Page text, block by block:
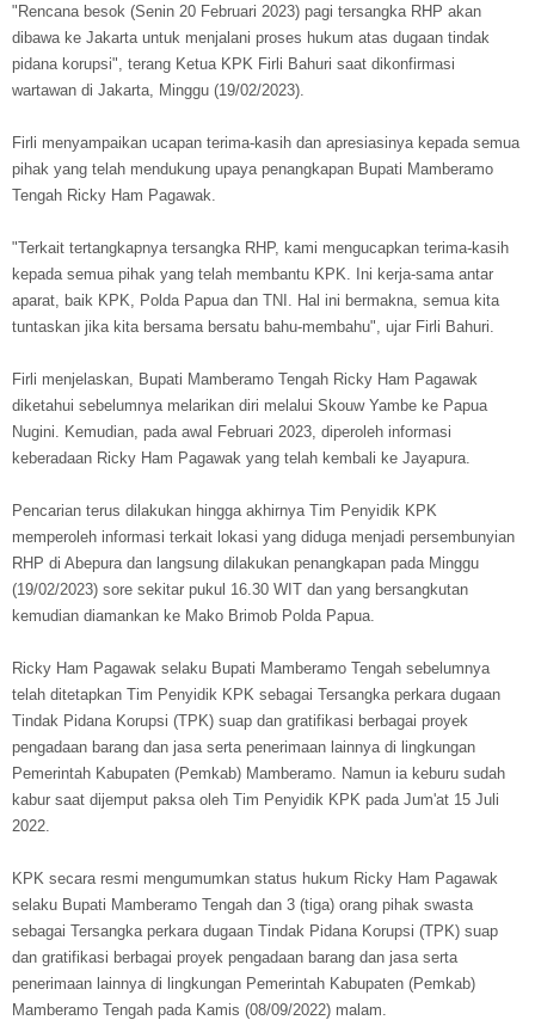
"Rencana besok (Senin 20 Februari 2023) pagi tersangka RHP akan
dibawa ke Jakarta untuk menjalani proses hukum atas dugaan tindak
pidana korupsi", terang Ketua KPK Firli Bahuri saat dikonfirmasi
wartawan di Jakarta, Minggu (19/02/2023).
Firli menyampaikan ucapan terima-kasih dan apresiasinya kepada semua
pihak yang telah mendukung upaya penangkapan Bupati Mamberamo
Tengah Ricky Ham Pagawak.
"Terkait tertangkapnya tersangka RHP, kami mengucapkan terima-kasih
kepada semua pihak yang telah membantu KPK. Ini kerja-sama antar
aparat, baik KPK, Polda Papua dan TNI. Hal ini bermakna, semua kita
tuntaskan jika kita bersama bersatu bahu-membahu", ujar Firli Bahuri.
Firli menjelaskan, Bupati Mamberamo Tengah Ricky Ham Pagawak
diketahui sebelumnya melarikan diri melalui Skouw Yambe ke Papua
Nugini. Kemudian, pada awal Februari 2023, diperoleh informasi
keberadaan Ricky Ham Pagawak yang telah kembali ke Jayapura.
Pencarian terus dilakukan hingga akhirnya Tim Penyidik KPK
memperoleh informasi terkait lokasi yang diduga menjadi persembunyian
RHP di Abepura dan langsung dilakukan penangkapan pada Minggu
(19/02/2023) sore sekitar pukul 16.30 WIT dan yang bersangkutan
kemudian diamankan ke Mako Brimob Polda Papua.
Ricky Ham Pagawak selaku Bupati Mamberamo Tengah sebelumnya
telah ditetapkan Tim Penyidik KPK sebagai Tersangka perkara dugaan
Tindak Pidana Korupsi (TPK) suap dan gratifikasi berbagai proyek
pengadaan barang dan jasa serta penerimaan lainnya di lingkungan
Pemerintah Kabupaten (Pemkab) Mamberamo. Namun ia keburu sudah
kabur saat dijemput paksa oleh Tim Penyidik KPK pada Jum'at 15 Juli
2022.
KPK secara resmi mengumumkan status hukum Ricky Ham Pagawak
selaku Bupati Mamberamo Tengah dan 3 (tiga) orang pihak swasta
sebagai Tersangka perkara dugaan Tindak Pidana Korupsi (TPK) suap
dan gratifikasi berbagai proyek pengadaan barang dan jasa serta
penerimaan lainnya di lingkungan Pemerintah Kabupaten (Pemkab)
Mamberamo Tengah pada Kamis (08/09/2022) malam.